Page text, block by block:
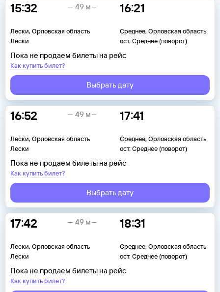
15:32
Лески, Орловская область
Лески
16:21
Среднее, Орловская область
ост. Среднее (поворот)
49 м
Пока не продаем билеты на рейс
Как купить билет?
Выбрать дату
16:52
Лески, Орловская область
Лески
17:41
Среднее, Орловская область
ост. Среднее (поворот)
49 м
Пока не продаем билеты на рейс
Как купить билет?
Выбрать дату
17:42
Лески, Орловская область
Лески
18:31
Среднее, Орловская область
ост. Среднее (поворот)
49 м
Пока не продаем билеты на рейс
Как купить билет?